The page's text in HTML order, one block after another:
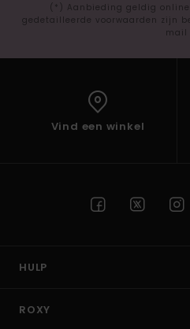
(*) Aanbieding geldig
gedetailleerde voorwaarden zijn
mail
Vind een winkel
HULP
ROXY